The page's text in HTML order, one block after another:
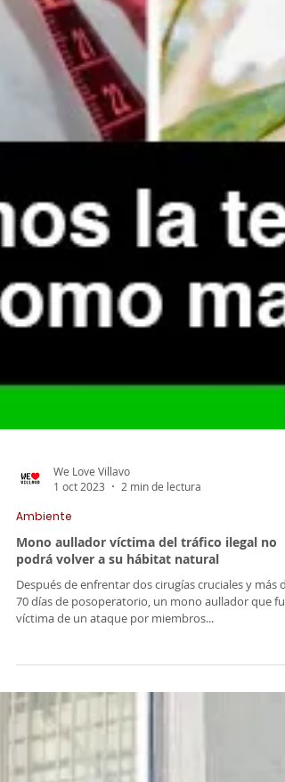
We Love Villavo
1 oct 2023
Ambiente